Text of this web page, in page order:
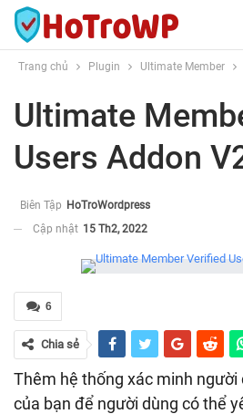
Trang chủ Plugin Ultimate Member
Ultimate
Users Addon
Biên Tập HoTroWordpress
Cập nhật 15 Th2, 2022
6
Chia sẻ
Thêm hệ thống xác minh
của bạn để người dùng có thể